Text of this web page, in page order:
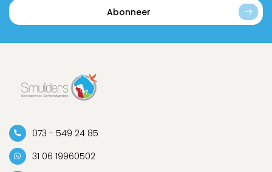
Abonneer
073 - 549 24 85
31 06 19960502